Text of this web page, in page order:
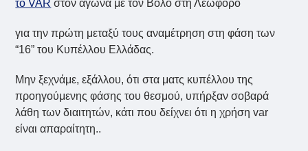
το VAR στον αγώνα με τον Βόλο στη Λεωφόρο
για την πρώτη μεταξύ τους αναμέτρηση στη φάση των
“16” του Κυπέλλου Ελλάδας.
Μην ξεχνάμε, εξάλλου, ότι στα ματς κυπέλλου της
προηγούμενης φάσης του θεσμού, υπήρξαν σοβαρά
λάθη των διαιτητών, κάτι που δείχνει ότι η χρήση var
είναι απαραίτητη..